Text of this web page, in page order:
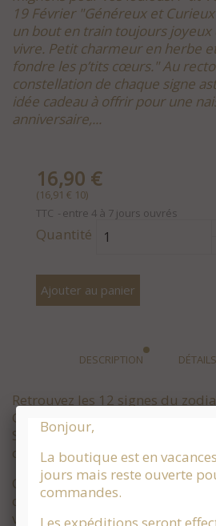
19 Février "Généreux et
un bout en train toujours
vivre. Petit charmeur en herbe
fondre les p’tits cœurs." Au
constellation de chaque signe
idée cadeau à offrir pour une
anniversaire,...
16,90 €
(16,91 € 10)
TTC
entre 4 à 7 jours ouvrés
Quantité
Ajouter au panier
DESCRIPTION
Retrouvez les 12 signes du
Gemeaux, Cancer, Lion, Vierge,
Sagittaire, Capricorne, Verseau
choisir !
Chaque mug est créé en France
couvercle en liège 100%
votre boisson bien au chaud.
Bonjour,
La boutique est en
jours mais reste ouverte
commandes.